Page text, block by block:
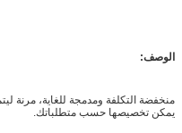
الوصف:
يمكن تخصيصها حسب متطلباتك.